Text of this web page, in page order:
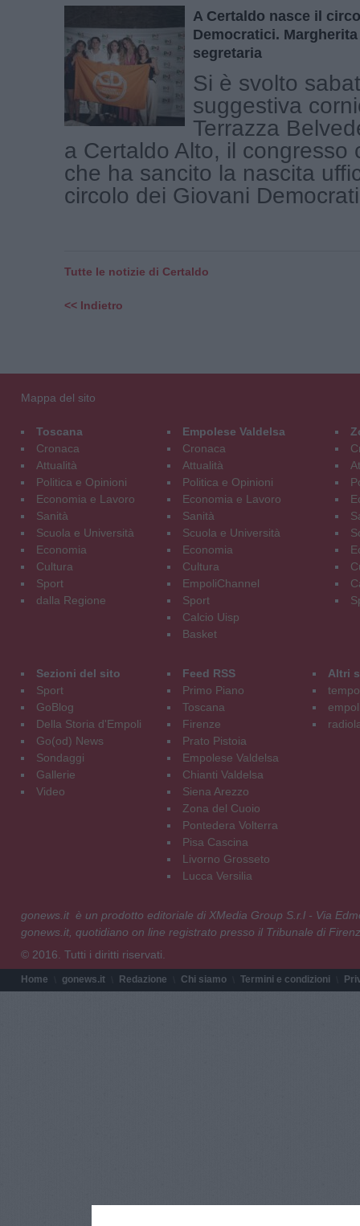
A Certaldo nasce il
Democratici.
segretaria
Si è svolto
suggestiva
Terrazza
a Certaldo Alto, il congresso
che ha sancito la nascita
circolo dei Giovani
Tutte le notizie di Certaldo
<< Indietro
Mappa del sito
Toscana
Cronaca
Attualità
Politica e Opinioni
Economia e Lavoro
Sanità
Scuola e Università
Economia
Cultura
Sport
dalla Regione
Empolese Valdelsa
Cronaca
Attualità
Politica e Opinioni
Economia e Lavoro
Sanità
Scuola e Università
Economia
Cultura
EmpoliChannel
Sport
Calcio Uisp
Basket
Sezioni del sito
Sport
GoBlog
Della Storia d'Empoli
Go(od) News
Sondaggi
Gallerie
Video
Feed RSS
Primo Piano
Toscana
Firenze
Prato Pistoia
Empolese Valdelsa
Chianti Valdelsa
Siena Arezzo
Zona del Cuoio
Pontedera Volterra
Pisa Cascina
Livorno Grosseto
Lucca Versilia
Altri
gonews.it è un prodotto editoriale di XMedia Group S.r.l - Via
gonews.it, quotidiano on line registrato presso il Tribunale di
© 2016. Tutti i diritti riservati.
Home gonews.it Redazione Chi siamo Termini e condizioni